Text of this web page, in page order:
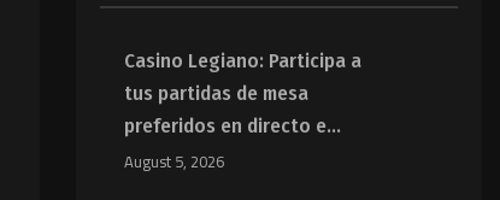
Casino Legiano: Participa a
tus partidas de mesa
preferidos en directo e...
August 5, 2026